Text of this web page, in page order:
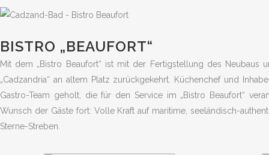
BISTRO „BEAUFORT“
Mit dem „Bistro Beaufort“ ist mit der Fertigstellung des Neubaus
„Cadzandria“ an altem Platz zurückgekehrt. Küchenchef und
Gastro-Team geholt, die für den Service im „Bistro Beaufort“
Wunsch der Gäste fort: Volle Kraft auf maritime, seeländisch-
Sterne-Streben.